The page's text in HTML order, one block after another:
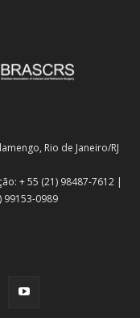
Rio de Janeiro/RJ
+ 55 (21) 98487-7612 |
99153-0989